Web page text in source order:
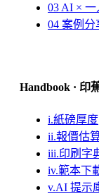
03 AI × 一
04 案例分
Handbook · 印
i.紙磅厚度
ii.報價估
iii.印刷字
iv.範本下
v.AI 提示